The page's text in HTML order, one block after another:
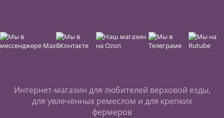
Интернет-магазин для любителей верховой езды,
для увлечённых ремеслом и для крепких
фермеров